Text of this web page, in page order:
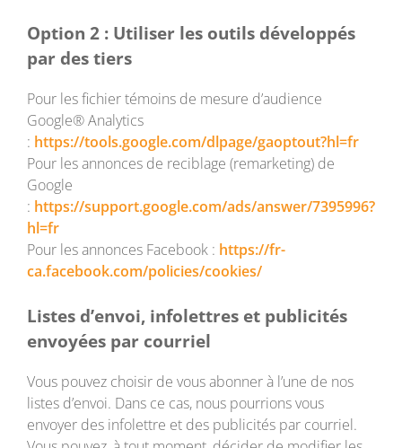
Option 2 : Utiliser les outils développés
par des tiers
Pour les fichier témoins de mesure d’audience
Google® Analytics
: https://tools.google.com/dlpage/gaoptout?hl=fr
Pour les annonces de reciblage (remarketing) de
Google
: https://support.google.com/ads/answer/7395996?
hl=fr
Pour les annonces Facebook : https://fr-
ca.facebook.com/policies/cookies/
Listes d’envoi, infolettres et publicités
envoyées par courriel
Vous pouvez choisir de vous abonner à l’une de nos
listes d’envoi. Dans ce cas, nous pourrions vous
envoyer des infolettre et des publicités par courriel.